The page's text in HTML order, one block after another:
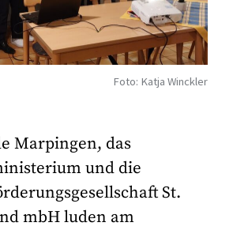
Foto: Katja Winckler
Marpingen, das
und die
St.
mbH luden am